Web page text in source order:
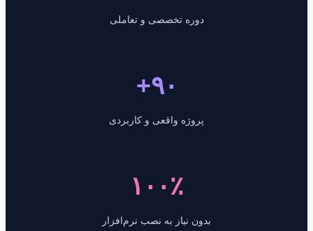
دوره تخصصی و تعاملی
۹۰+
پروژه واقعی و کاربردی
۱۰۰٪
بدون نیاز به نصب نرم‌افزار